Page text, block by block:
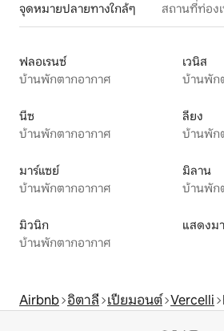
จุดหมายปลายทางใกล้ๆ สถานที่ท่อง
ฟลอเรนซ์
บ้านพักตากอากาศ
เวนิส
บ้านพัก
นีซ
บ้านพักตากอากาศ
ลียง
บ้านพัก
มาร์แซย์
บ้านพักตากอากาศ
มิลาน
บ้านพัก
มิวนิก
บ้านพักตากอากาศ
แสดงม
Airbnb อิตาลี เปียมอนต์ Vercelli